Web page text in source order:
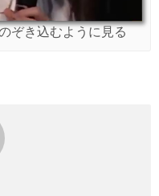
ぞき込むように見る